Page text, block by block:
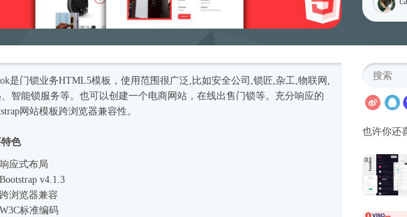
是门锁业务HTML5模板 ，使用范围很广泛,比如安全公司,锁匠,杂工,物联网,
智能锁服务等。也可以创建一个电商网站，在线出售门锁等。充分响应的
网站模板跨浏览器兼容性。
色
响应式布局
Bootstrap v4.1.3
跨浏览器兼容
W3C标准编码
也许你还